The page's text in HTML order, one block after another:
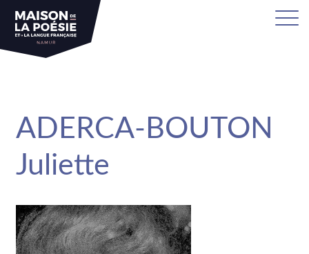
ADERCA-BOUTON
Juliette